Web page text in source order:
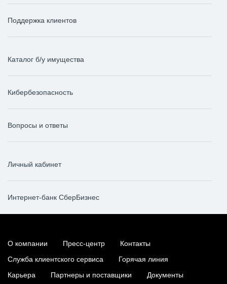
Поддержка клиентов
Каталог б/у имущества
Кибербезопасность
Вопросы и ответы
Личный кабинет
Интернет-банк СберБизнес
О компании Пресс-центр
Контакты
Служба клиентского сервиса
Горячая линия
Карьера
Партнеры и поставщики
Документы